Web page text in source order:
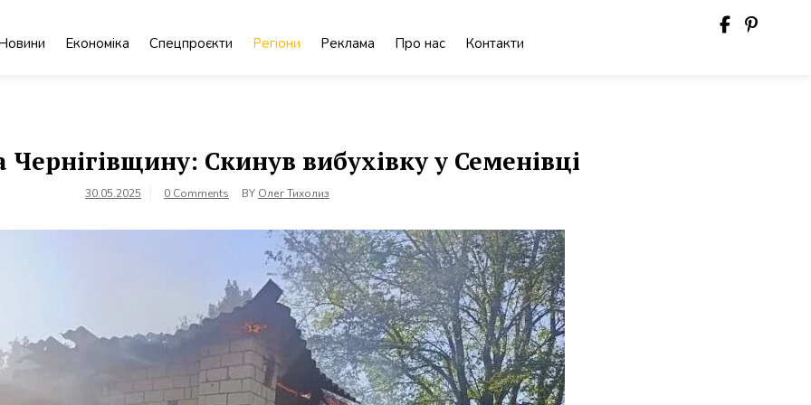
Економіка Спецпроєкти Регіони Реклама Про нас Контакти
Чернігівщину: Скинув вибухівку у Семенівці
30.05.2025 0 Comments BY Олег Тихолиз